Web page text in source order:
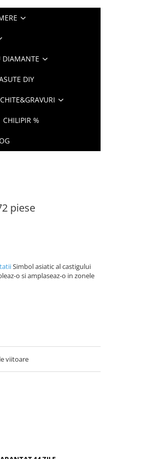
DIAMANTE
DIY
CHILIPIR %
piese
Simbol asiatic al castigului
o si amplaseaz-o in zonele
viitoare